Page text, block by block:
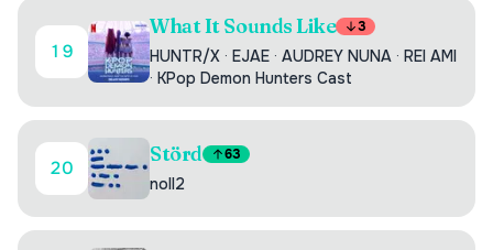
19
What It Sounds Like 3
HUNTR/X · EJAE · AUDREY NUNA · REI AMI
· KPop Demon Hunters Cast
20
Störd 63
noll2